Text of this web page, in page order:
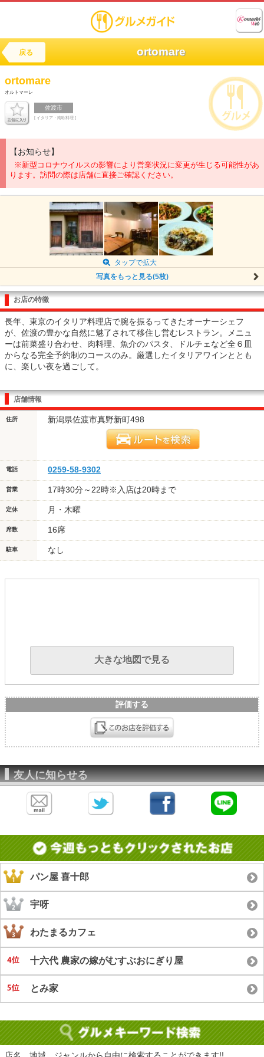
戻る ortomare
ortomare
オルトマーレ
佐渡市
[ イタリア・南欧料理 ]
【お知らせ】
※新型コロナウイルスの影響により営業状況に変更が生じる可能性があ
ります。訪問の際は店舗に直接ご確認ください。
タップで拡大
写真をもっと見る(5枚)
お店の特徴
長年、東京のイタリア料理店で腕を振るってきたオーナーシェフ
が、佐渡の豊かな自然に魅了されて移住し営むレストラン。メニュ
ーは前菜盛り合わせ、肉料理、魚介のパスタ、ドルチェなど全６皿
からなる完全予約制のコースのみ。厳選したイタリアワインととも
に、楽しい夜を過ごして。
店舗情報
住所 新潟県佐渡市真野新町498
電話 0259-58-9302
営業 17時30分～22時※入店は20時まで
定休 月・木曜
席数 16席
駐車 なし
大きな地図で見る
評価する
友人に知らせる
パン屋 喜十郎
宇呀
わたまるカフェ
十六代 農家の嫁がむすぶおにぎり屋
とみ家